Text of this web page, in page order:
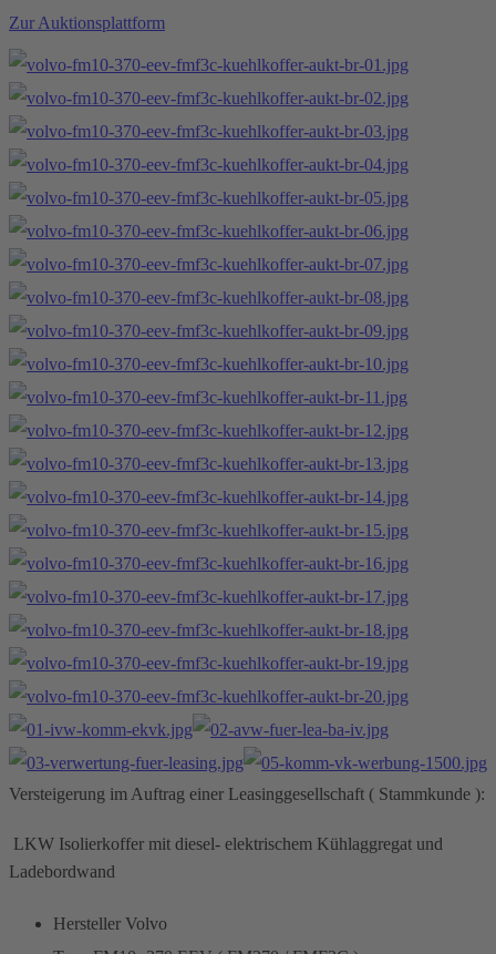
Zur Auktionsplattform
Versteigerung im Auftrag einer Leasinggesellschaft ( Stammkunde ):
LKW Isolierkoffer mit diesel- elektrischem Kühlaggregat und
Ladebordwand
Hersteller Volvo